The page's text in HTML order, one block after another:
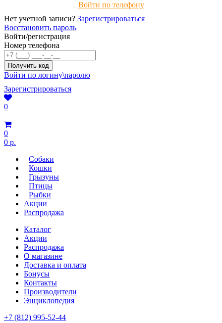
Войти по телефону
Нет учетной записи? Зарегистрироваться
Восстановить пароль
Войти/регистрация
Номер телефона
Войти по логину\паролю
Зарегистрироваться
0
0
0 р.
Собаки
Кошки
Грызуны
Птицы
Рыбки
Акции
Распродажа
Каталог
Акции
Распродажа
О магазине
Доставка и оплата
Бонусы
Контакты
Производители
Энциклопедия
+7 (812) 995-52-44